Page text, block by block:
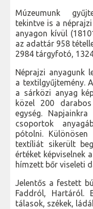
Múzeumunk
tekintve is a
anyagon kívül
az adattár 958
2984 tárgyfotó,
Néprajzi anyagunk
a textilgyűjtemény.
a sárközi anyag
közel 200
egység.
csoportok
pótolni. Különösen
textíliát sikerült
értéket képviselnek
hímzett bőr viseleti
Jelentős a festett
Faddról, Hartáról.
tálasok, székek,